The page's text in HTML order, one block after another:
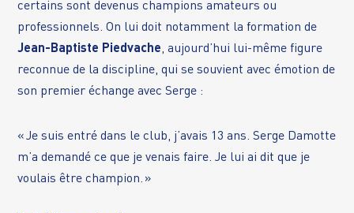
certains sont devenus champions amateurs ou
professionnels. On lui doit notamment la formation de
Jean-Baptiste Piedvache, aujourd’hui lui-même figure
reconnue de la discipline, qui se souvient avec émotion de
son premier échange avec Serge :
« Je suis entré dans le club, j’avais 13 ans. Serge Damotte
m’a demandé ce que je venais faire. Je lui ai dit que je
voulais être champion. »